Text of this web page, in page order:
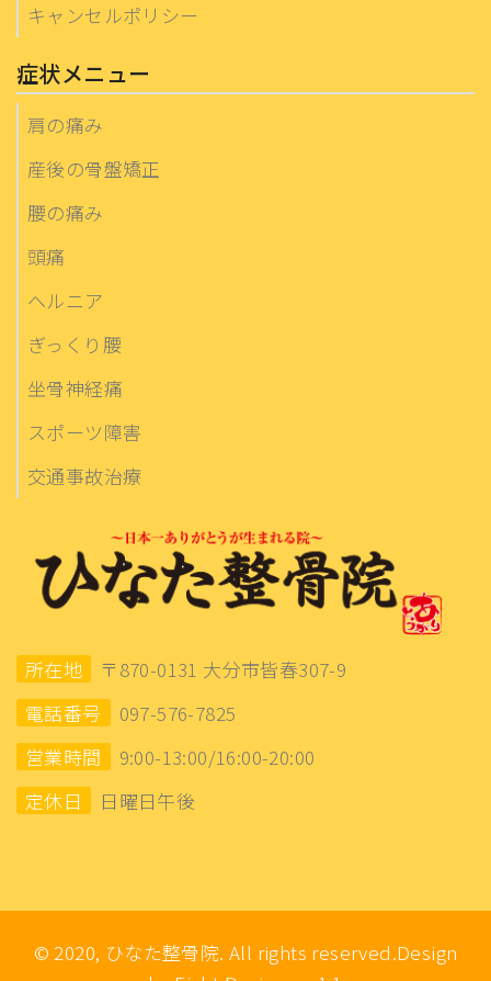
キャンセルポリシー
症状メニュー
肩の痛み
産後の骨盤矯正
腰の痛み
頭痛
ヘルニア
ぎっくり腰
坐骨神経痛
スポーツ障害
交通事故治療
所在地
〒870-0131 大分市皆春307-9
電話番号
097-576-7825
営業時間
9:00-13:00/16:00-20:00
定休日
日曜日午後
© 2020, ひなた整骨院. All rights reserved.Design